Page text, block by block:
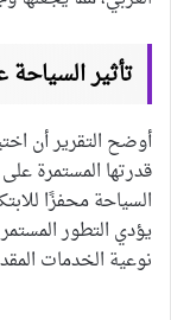
تأثير السياحة
قدرتها المستمرة
السياحة محفزًا
يؤدي التطور
نوعية الخدمات